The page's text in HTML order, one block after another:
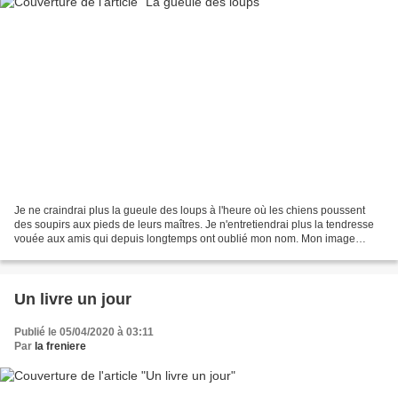
Je ne craindrai plus la gueule des loups à l'heure où les chiens poussent
des soupirs aux pieds de leurs maîtres. Je n'entretiendrai plus la tendresse
vouée aux amis qui depuis longtemps ont oublié mon nom. Mon image
Un livre un jour
Publié le 05/04/2020 à 03:11
Par la freniere